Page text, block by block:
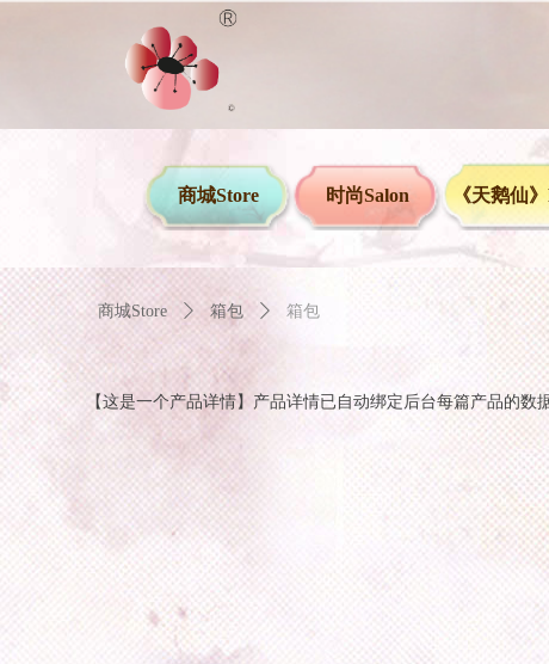
商城Store 《天鹅仙
时尚Salon
商城Store ꄲ 箱包 ꄲ 箱包
【这是一个产品详情】产品详情已自动绑定后台每篇产品的